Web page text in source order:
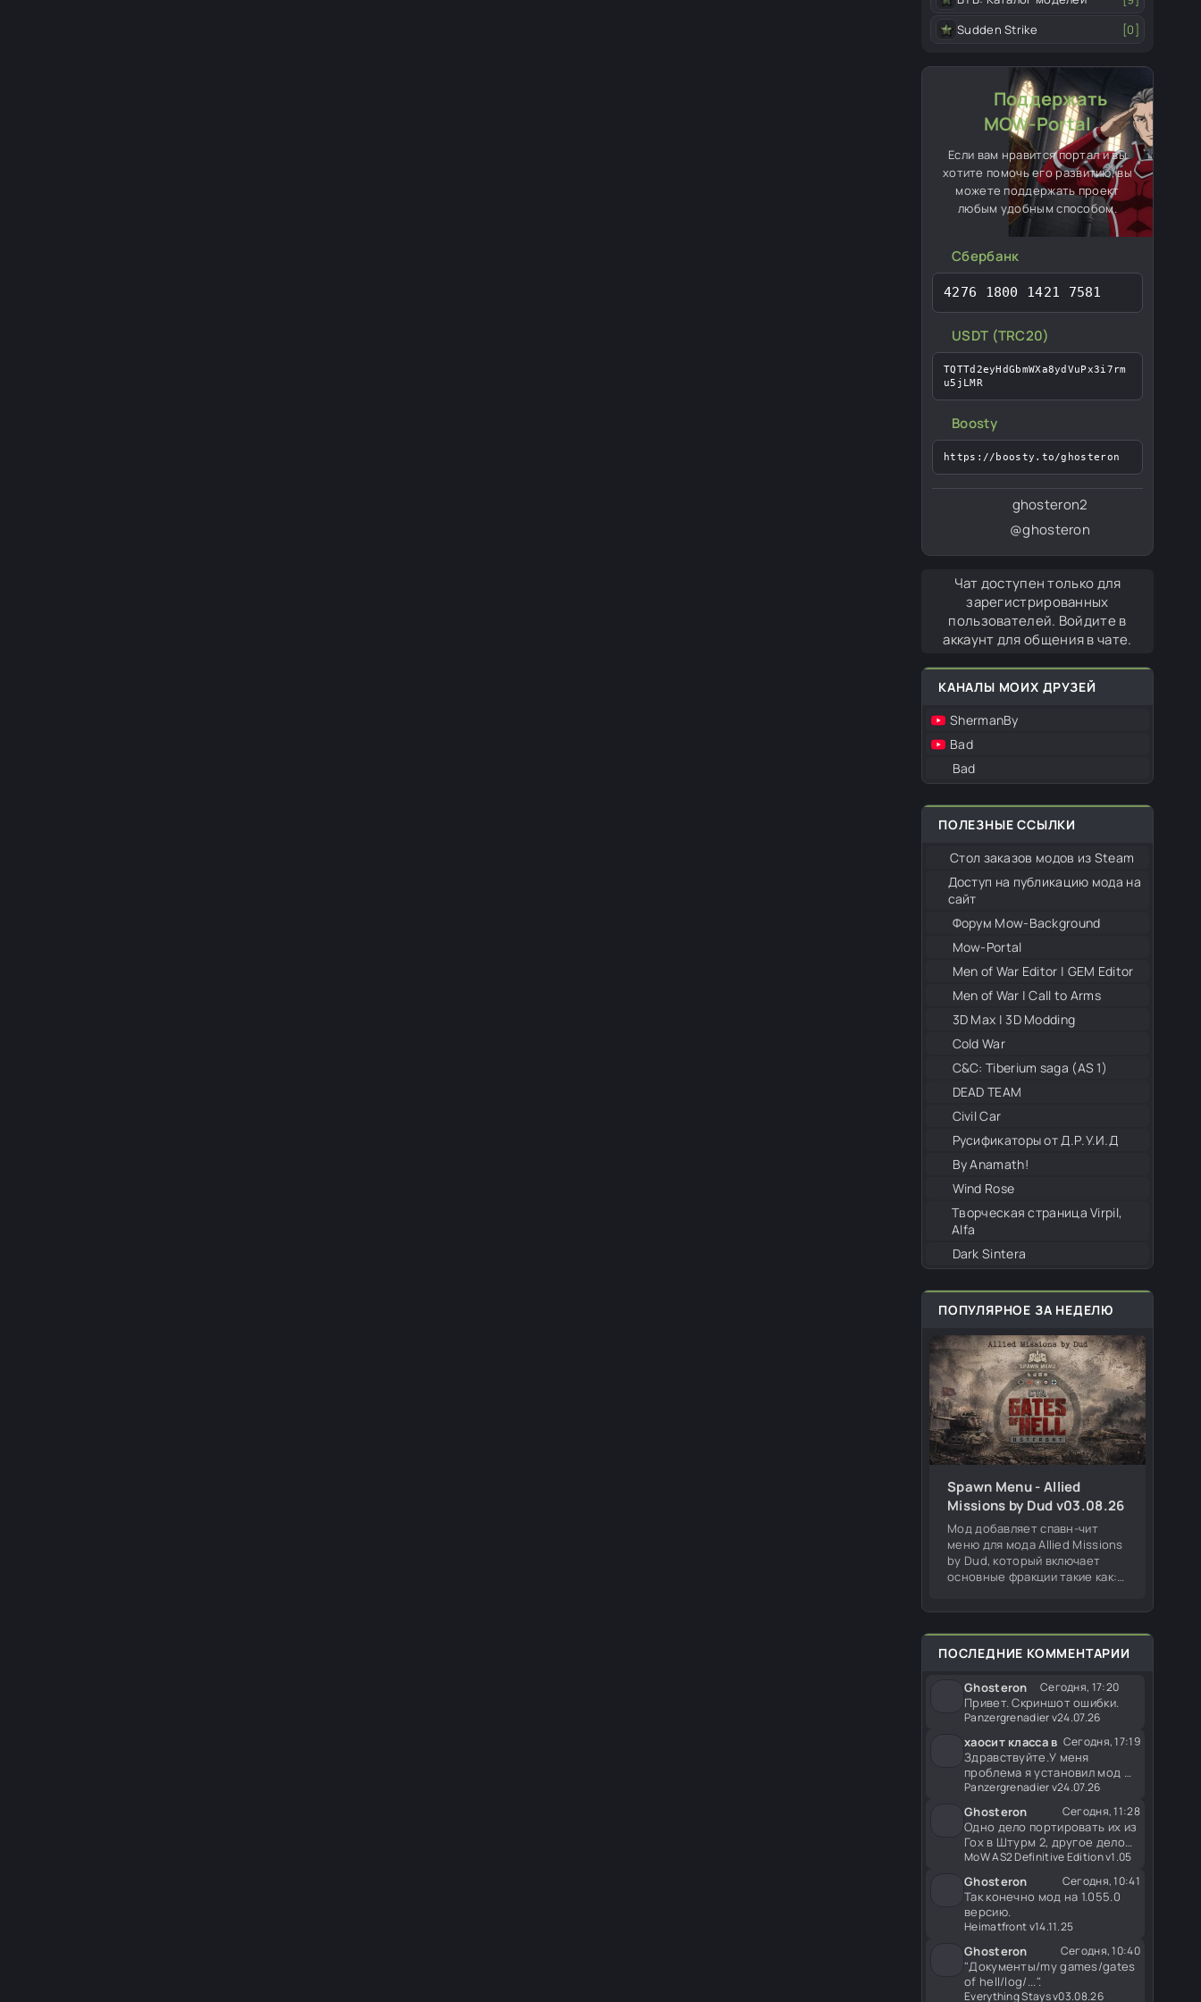
Sudden Strike
[0]
Поддержать
MOW-Portal
Если вам нравится портал и вы
хотите помочь его развитию, вы
можете поддержать проект
любым удобным способом.
Сбербанк
4276 1800 1421 7581
USDT (TRC20)
TQTTd2eyHdGbmWXa8ydVuPx3i7rm
u5jLMR
Boosty
https://boosty.to/ghosteron
ghosteron2
@ghosteron
Чат доступен только для
зарегистрированных
пользователей. Войдите в
аккаунт для общения в чате.
КАНАЛЫ МОИХ ДРУЗЕЙ
ShermanBy
Bad
Bad
ПОЛЕЗНЫЕ ССЫЛКИ
Стол заказов модов из Steam
Доступ на публикацию мода на
сайт
Форум Mow-Background
Mow-Portal
Men of War Editor | GEM Editor
Men of War | Call to Arms
3D Max | 3D Modding
Cold War
С&С: Tiberium saga (AS 1)
DEAD TEAM
Civil Car
Русификаторы от Д.Р.У.И.Д
By Anamath!
Wind Rose
Творческая страница Virpil,
Alfa
Dark Sintera
ПОПУЛЯРНОЕ ЗА НЕДЕЛЮ
Spawn Menu - Allied
Missions by Dud v03.08.26
Мод добавляет спавн-чит
меню для мода Allied Missions
by Dud, который включает
основные фракции такие как:
Британия и Финляндия. Меню
со всеми
ПОСЛЕДНИЕ КОММЕНТАРИИ
Ghosteron Сегодня, 17:20
Привет. Скриншот ошибки.
Panzergrenadier v24.07.26
хаосит класса в Сегодня, 17:19
Здравствуйте.У меня
проблема я установил мод
вылетает при найме
Panzergrenadier v24.07.26
Ghosteron Сегодня, 11:28
Одно дело портировать их из
Гох в Штурм 2, другое дело
использовать их в
MoW AS2 Definitive Edition v1.05
Ghosteron Сегодня, 10:41
Так конечно мод на 1.055.0
версию.
Heimatfront v14.11.25
Ghosteron Сегодня, 10:40
"Документы/my games/gates
of hell/log/...".
Everything Stays v03.08.26